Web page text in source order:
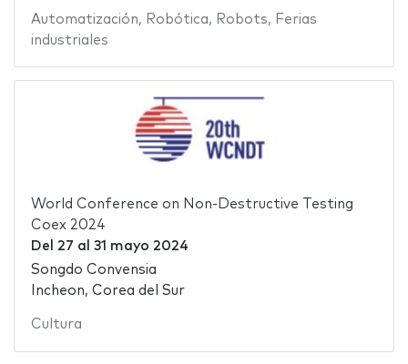
Automatización, Robótica, Robots, Ferias
industriales
World Conference on Non-Destructive Testing
Coex 2024
Del 27 al 31 mayo 2024
Songdo Convensia
Incheon, Corea del Sur
Cultura